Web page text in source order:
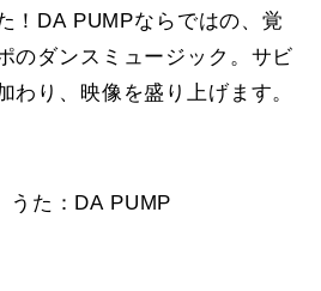
！DA PUMPならではの、覚
のダンスミュージック。サビ
わり、映像を盛り上げます。
うた：DA PUMP